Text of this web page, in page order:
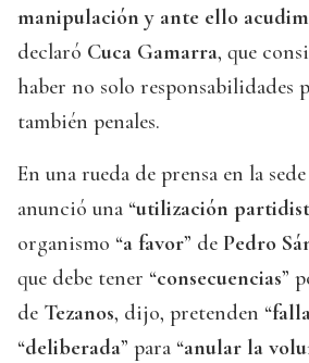
manipulación y ante ello
declaró Cuca Gamarra, que
haber no solo responsabilidades
también penales.
En una rueda de prensa en la
anunció una “utilización
organismo “a favor” de Pedro
que debe tener “consecuencias”
de Tezanos, dijo, pretenden “
“deliberada” para “anular la